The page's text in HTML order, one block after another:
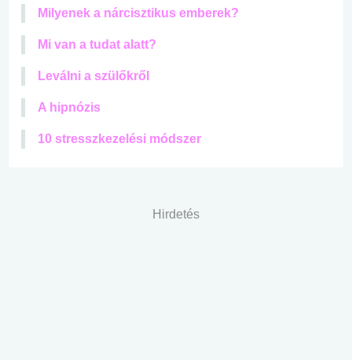
Milyenek a nárcisztikus emberek?
Mi van a tudat alatt?
Leválni a szülőkről
A hipnózis
10 stresszkezelési módszer
Hirdetés